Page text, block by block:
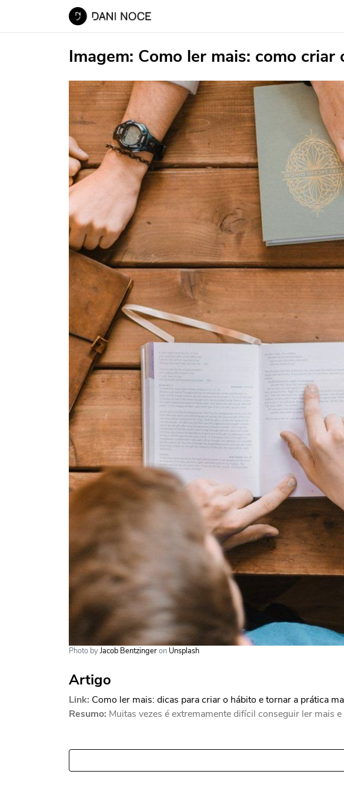
Imagem: Como ler mais: como
Photo byJacob Bentzingeron Unsplash
Artigo
Link: Como ler mais: dicas para criar o hábito e tornar a prática
Resumo: Muitas vezes é extremamente difícil conseguir ler mais